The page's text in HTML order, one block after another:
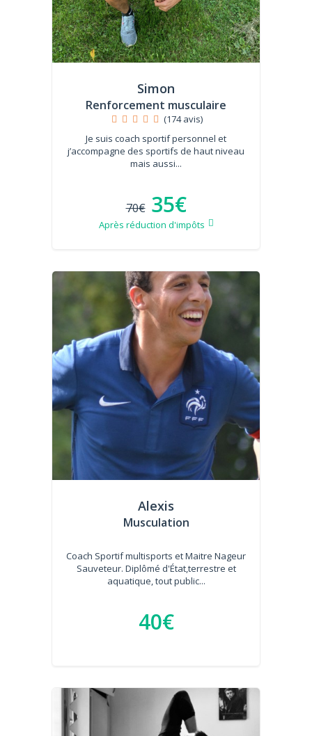
Simon
Renforcement musculaire
(174 avis)
Je suis coach sportif personnel et
j’accompagne des sportifs de haut niveau
mais aussi...
70€ 35€
Après réduction d'impôts
Alexis
Musculation
Coach Sportif multisports et Maitre Nageur
Sauveteur. Diplômé d'État,terrestre et
aquatique, tout public...
40€